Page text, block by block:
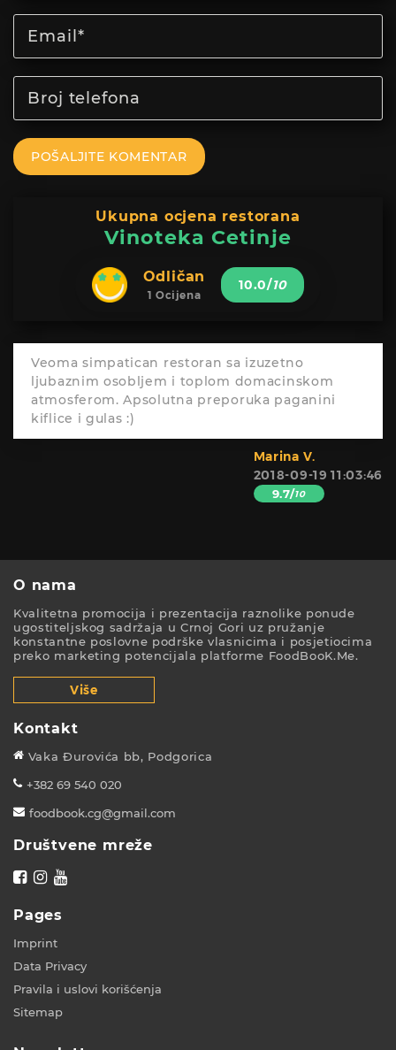
POŠALJITE KOMENTAR
Ukupna ocjena restorana
Vinoteka Cetinje
Odličan
1 Ocijena
10.0/10
Veoma simpatican restoran sa izuzetno
ljubaznim osobljem i toplom domacinskom
atmosferom. Apsolutna preporuka paganini
kiflice i gulas :)
Marina V.
2018-09-19 11:03:46
9.7/10
O nama
Kvalitetna promocija i prezentacija raznolike ponude
ugostiteljskog sadržaja u Crnoj Gori uz pružanje
konstantne poslovne podrške vlasnicima i posjetiocima
preko marketing potencijala platforme FoodBooK.Me.
Više
Kontakt
Vaka Đurovića bb, Podgorica
+382 69 540 020
foodbook.cg@gmail.com
Društvene mreže
Pages
Imprint
Data Privacy
Pravila i uslovi korišćenja
Sitemap